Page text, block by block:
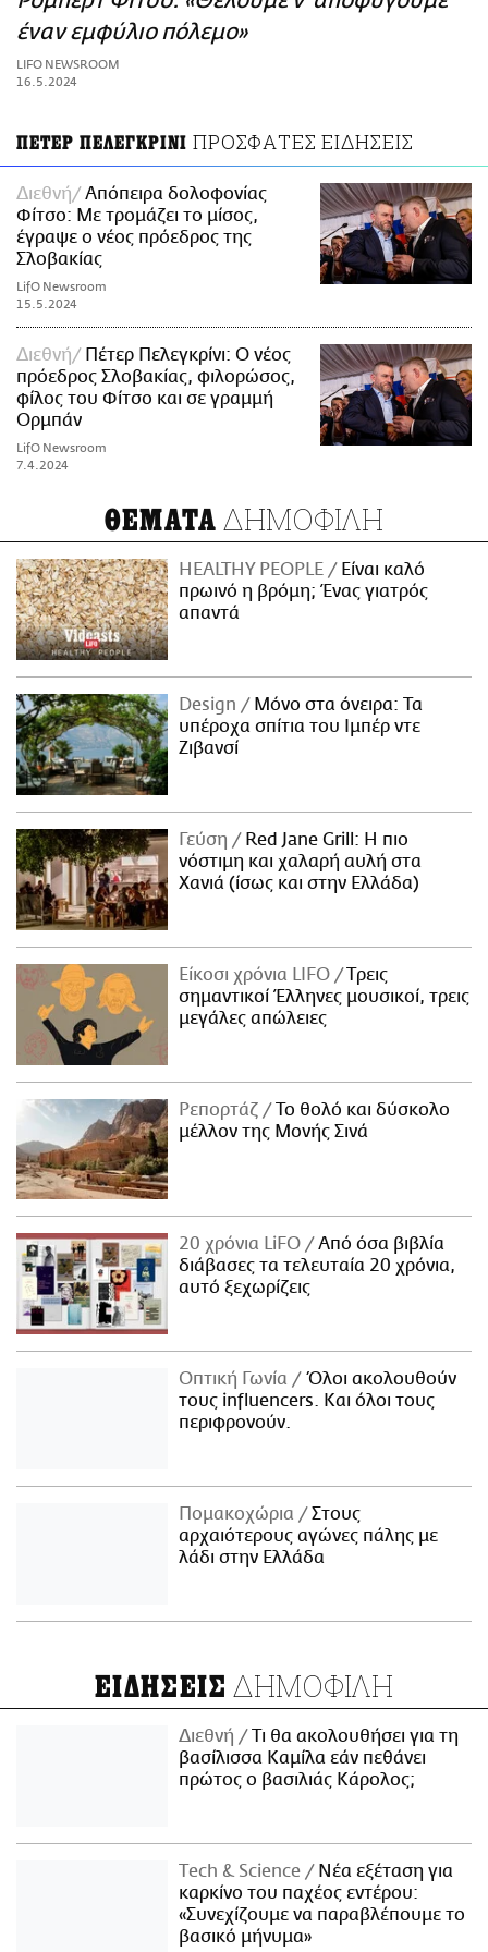
ΑΜΠΑ
PRINT
έναν εμφύλιο πόλεμο»
LIFO NEWSROOM
16.5.2024
ΠΕΤΕΡ ΠΕΛΕΓΚΡΙΝΙ ΠΡΟΣΦΑΤΕΣ ΕΙΔΗΣΕΙΣ
Διεθνή
Απόπειρα δολοφονίας
Φίτσο: Με τρομάζει το μίσος,
έγραψε ο νέος πρόεδρος της
Σλοβακίας
LifO Newsroom
15.5.2024
Διεθνή
Πέτερ Πελεγκρίνι: Ο νέος
πρόεδρος Σλοβακίας, φιλορώσος,
φίλος του Φίτσο και σε γραμμή
Ορμπάν
LifO Newsroom
7.4.2024
ΘΕΜΑΤΑ ΔΗΜΟΦΙΛΗ
HEALTHY PEOPLE
Είναι καλό
πρωινό η βρόμη; Ένας γιατρός
απαντά
Design
Μόνο στα όνειρα: Τα
υπέροχα σπίτια του Ιμπέρ ντε
Ζιβανσί
Γεύση
Red Jane Grill: Η πιο
νόστιμη και χαλαρή αυλή στα
Χανιά (ίσως και στην Ελλάδα)
Είκοσι χρόνια LIFO
Tρεις
σημαντικοί Έλληνες μουσικοί, τρεις
μεγάλες απώλειες
Ρεπορτάζ
Το θολό και δύσκολο
μέλλον της Μονής Σινά
20 χρόνια LiFO
Από όσα βιβλία
διάβασες τα τελευταία 20 χρόνια,
αυτό ξεχωρίζεις
Οπτική Γωνία
Όλοι ακολουθούν
τους influencers. Και όλοι τους
περιφρονούν.
Πομακοχώρια
Στους
αρχαιότερους αγώνες πάλης με
λάδι στην Ελλάδα
ΕΙΔΗΣΕΙΣ ΔΗΜΟΦΙΛΗ
Διεθνή
Τι θα ακολουθήσει για τη
βασίλισσα Καμίλα εάν πεθάνει
πρώτος ο βασιλιάς Κάρολος;
Τech & Science
Νέα εξέταση για
καρκίνο του παχέος εντέρου:
«Συνεχίζουμε να παραβλέπουμε το
βασικό μήνυμα»